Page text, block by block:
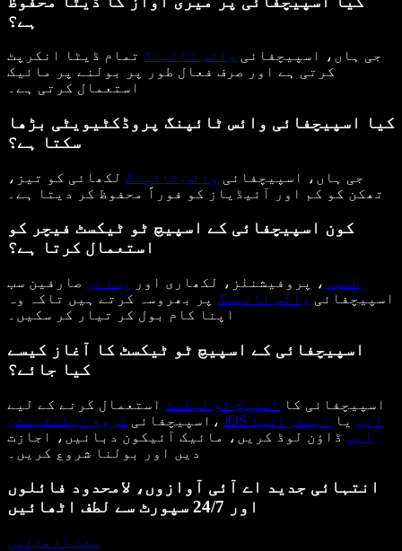
ہے؟
جی ہاں، اسپیچفائی وائس ٹائپنگ تمام ڈیٹا انکرپٹ
کرتی ہے اور صرف فعال طور پر بولنے پر مائیک
استعمال کرتی ہے۔
کیا اسپیچفائی وائس ٹائپنگ پروڈکٹیویٹی بڑھا
سکتا ہے؟
جی ہاں، اسپیچفائی وائس ٹائپنگ لکھائی کو تیز،
تھکن کو کم اور آئیڈیاز کو فوراً محفوظ کر دیتا ہے۔
کون اسپیچفائی کے اسپیچ ٹو ٹیکسٹ فیچر کو
استعمال کرتا ہے؟
طلبہ ، پروفیشنلز، لکھاری اور رسائی صارفین سب
اسپیچفائی وائس ٹائپنگ پر بھروسہ کرتے ہیں تاکہ وہ
اپنا کام بول کر تیار کر سکیں۔
اسپیچفائی کے اسپیچ ٹو ٹیکسٹ کا آغاز کیسے
کیا جائے؟
اسپیچفائی کا اسپیچ ٹو ٹیکسٹ استعمال کرنے کے لیے
اسپیچفائی کروم ایکسٹینشن ، iOS ایپ یا
اینڈرائیڈ
ایپ ڈاؤن لوڈ کریں، مائیک آئیکون دبائیں، اجازت
دیں اور بولنا شروع کریں۔
انتہائی جدید اے آئی آوازوں، لامحدود فائلوں
اور 24/7 سپورٹ سے لطف اٹھائیں
مفت آزمائیں